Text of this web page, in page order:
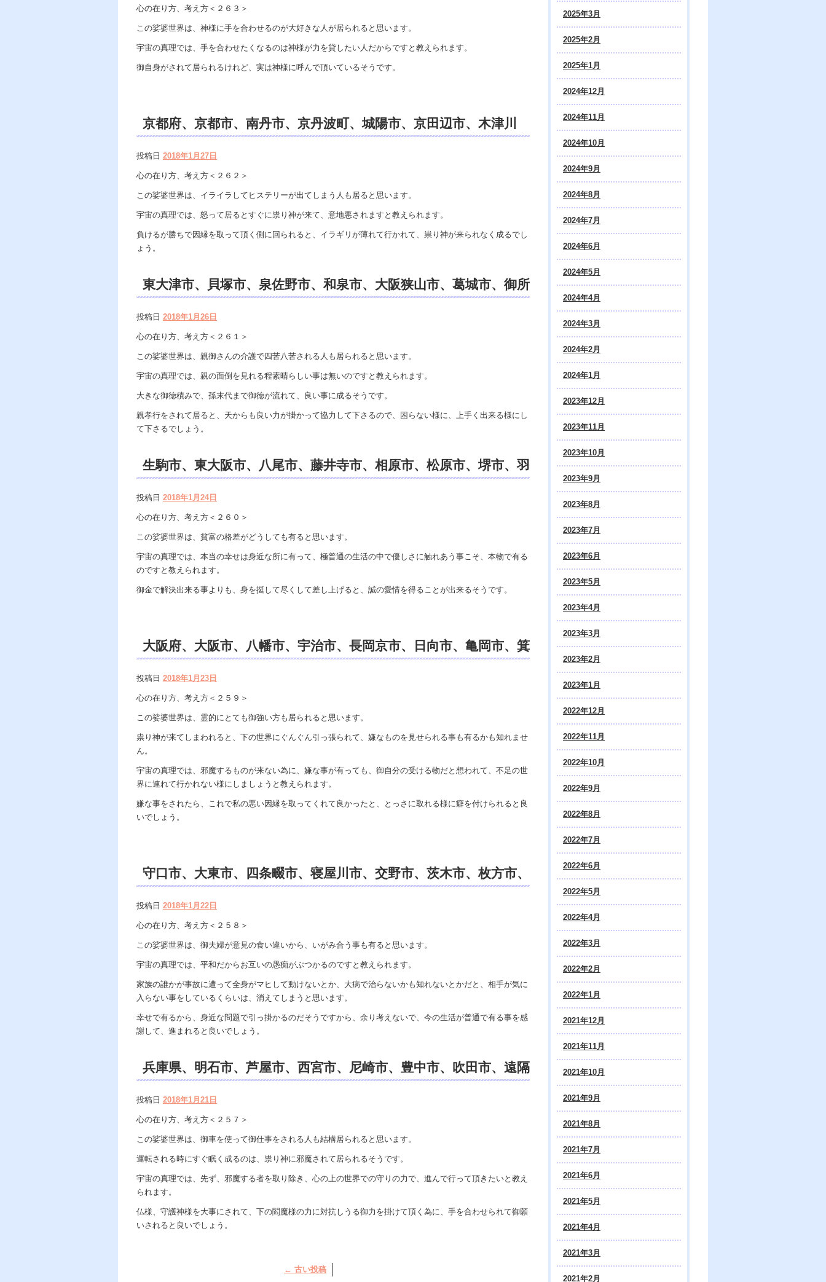
心の在り方、考え方＜２６３＞
この娑婆世界は、神様に手を合わせるのが大好きな人が居られると思います。
宇宙の真理では、手を合わせたくなるのは神様が力を貸したい人だからですと教えられます。
御自身がされて居られるけれど、実は神様に呼んで頂いているそうです。
京都府、京都市、南丹市、京丹波町、城陽市、京田辺市、木津川
投稿日 2018年1月27日
心の在り方、考え方＜２６２＞
この娑婆世界は、イライラしてヒステリーが出てしまう人も居ると思います。
宇宙の真理では、怒って居るとすぐに祟り神が来て、意地悪されますと教えられます。
負けるが勝ちで因縁を取って頂く側に回られると、イラギリが薄れて行かれて、祟り神が来られなく成るでし
ょう。
東大津市、貝塚市、泉佐野市、和泉市、大阪狭山市、葛城市、御所
投稿日 2018年1月26日
心の在り方、考え方＜２６１＞
この娑婆世界は、親御さんの介護で四苦八苦される人も居られると思います。
宇宙の真理では、親の面倒を見れる程素晴らしい事は無いのですと教えられます。
大きな御徳積みで、孫末代まで御徳が流れて、良い事に成るそうです。
親孝行をされて居ると、天からも良い力が掛かって協力して下さるので、困らない様に、上手く出来る様にし
て下さるでしょう。
生駒市、東大阪市、八尾市、藤井寺市、相原市、松原市、堺市、羽
投稿日 2018年1月24日
心の在り方、考え方＜２６０＞
この娑婆世界は、貧富の格差がどうしても有ると思います。
宇宙の真理では、本当の幸せは身近な所に有って、極普通の生活の中で優しさに触れあう事こそ、本物で有る
のですと教えられます。
御金で解決出来る事よりも、身を挺して尽くして差し上げると、誠の愛情を得ることが出来るそうです。
大阪府、大阪市、八幡市、宇治市、長岡京市、日向市、亀岡市、箕
投稿日 2018年1月23日
心の在り方、考え方＜２５９＞
この娑婆世界は、霊的にとても御強い方も居られると思います。
祟り神が来てしまわれると、下の世界にぐんぐん引っ張られて、嫌なものを見せられる事も有るかも知れませ
ん。
宇宙の真理では、邪魔するものが来ない為に、嫌な事が有っても、御自分の受ける物だと想われて、不足の世
界に連れて行かれない様にしましょうと教えられます。
嫌な事をされたら、これで私の悪い因縁を取ってくれて良かったと、とっさに取れる様に癖を付けられると良
いでしょう。
守口市、大東市、四条畷市、寝屋川市、交野市、茨木市、枚方市、
投稿日 2018年1月22日
心の在り方、考え方＜２５８＞
この娑婆世界は、御夫婦が意見の食い違いから、いがみ合う事も有ると思います。
宇宙の真理では、平和だからお互いの愚痴がぶつかるのですと教えられます。
家族の誰かが事故に遭って全身がマヒして動けないとか、大病で治らないかも知れないとかだと、相手が気に
入らない事をしているくらいは、消えてしまうと思います。
幸せで有るから、身近な問題で引っ掛かるのだそうですから、余り考えないで、今の生活が普通で有る事を感
謝して、進まれると良いでしょう。
兵庫県、明石市、芦屋市、西宮市、尼崎市、豊中市、吹田市、遠隔
投稿日 2018年1月21日
心の在り方、考え方＜２５７＞
この娑婆世界は、御車を使って御仕事をされる人も結構居られると思います。
運転される時にすぐ眠く成るのは、祟り神に邪魔されて居られるそうです。
宇宙の真理では、先ず、邪魔する者を取り除き、心の上の世界での守りの力で、進んで行って頂きたいと教え
られます。
仏様、守護神様を大事にされて、下の閻魔様の力に対抗しうる御力を掛けて頂く為に、手を合わせられて御願
いされると良いでしょう。
← 古い投稿
2025年3月
2025年2月
2025年1月
2024年12月
2024年11月
2024年10月
2024年9月
2024年8月
2024年7月
2024年6月
2024年5月
2024年4月
2024年3月
2024年2月
2024年1月
2023年12月
2023年11月
2023年10月
2023年9月
2023年8月
2023年7月
2023年6月
2023年5月
2023年4月
2023年3月
2023年2月
2023年1月
2022年12月
2022年11月
2022年10月
2022年9月
2022年8月
2022年7月
2022年6月
2022年5月
2022年4月
2022年3月
2022年2月
2022年1月
2021年12月
2021年11月
2021年10月
2021年9月
2021年8月
2021年7月
2021年6月
2021年5月
2021年4月
2021年3月
2021年2月